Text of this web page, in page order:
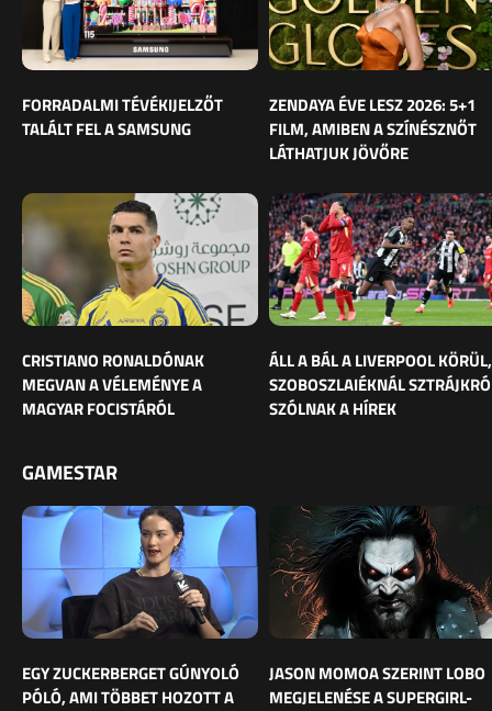
FORRADALMI TÉVÉKIJELZŐT
TALÁLT FEL A SAMSUNG
ZENDAYA ÉVE LESZ 2026: 5+1
FILM, AMIBEN A SZÍNÉSZNŐT
LÁTHATJUK JÖVŐRE
CRISTIANO RONALDÓNAK
MEGVAN A VÉLEMÉNYE A
MAGYAR FOCISTÁRÓL
ÁLL A BÁL A LIVERPOOL KÖRÜL,
SZOBOSZLAIÉKNÁL
SZÓLNAK A HÍREK
GAMESTAR
EGY ZUCKERBERGET GÚNYOLÓ
PÓLÓ, AMI TÖBBET HOZOTT A
JASON MOMOA SZERINT LOBO
MEGJELENÉSE A SUPERGIRL-